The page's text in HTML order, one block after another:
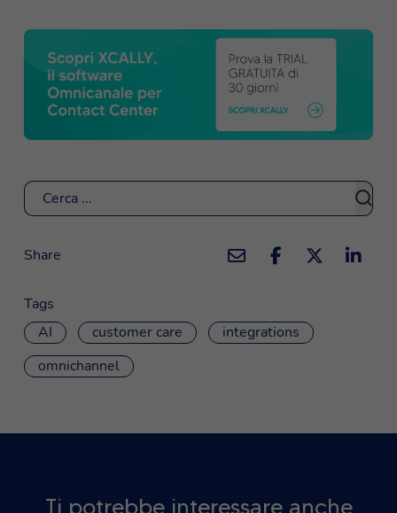
Cerca
Share
Tags
AI
customer care
integrations
omnichannel
Ti potrebbe interessare anche